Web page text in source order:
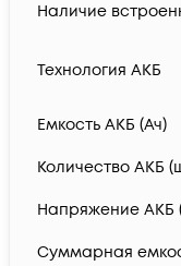
Наличие
Технология АКБ
Емкость АКБ (Ач)
Количество АКБ
Напряжение АКБ
Суммарная